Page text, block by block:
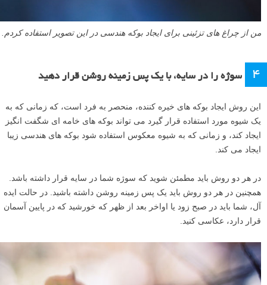
من از چراغ های تزئینی برای ایجاد بوکه هندسی در این تصویر استفاده کردم.
۴ سوژه را در سایه، با یک پس زمینه روشن قرار دهید
این روش ایجاد بوکه های خیره کننده، منحصر به فرد است، که زمانی که به
یک شیوه مورد استفاده قرار گیرد می تواند بوکه های خامه ای شگفت انگیز
ایجاد کند، و زمانی که به شیوه معکوس استفاده شود بوکه های هندسی زیبا
ایجاد می کند.
در هر دو روش باید مطمئن شوید که سوژه شما در سایه قرار داشته باشد.
همچنین در هر دو روش باید یک پس زمینه روشن داشته باشید. در حالت ایده
آل، شما باید در صبح زود یا اواخر بعد از ظهر که خورشید که در پایین آسمان
قرار دارد، عکاسی کنید.